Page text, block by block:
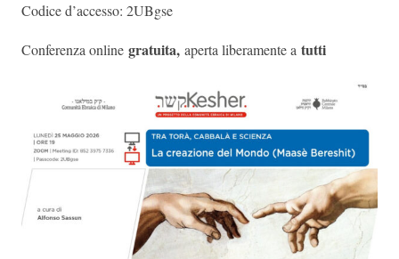
Codice d’accesso: 2UBgse
Conferenza online gratuita, aperta liberamente a tutti